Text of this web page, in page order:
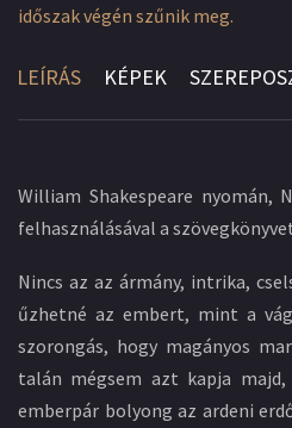
időszak végén szűnik meg.
LEÍRÁS KÉPEK
William Shakespeare nyomán,
felhasználásával a
Nincs az az ármány, intrika,
űzhetné az embert, mint a
szorongás, hogy magányos
talán mégsem azt kapja
emberpár bolyong az ardeni